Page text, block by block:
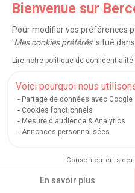
Bienvenue sur
Pour modifier vos préférences
'Mes cookies préférés' situé
Lire notre politique de confidentialité
Voici pourquoi nous
Partage de données avec Google
Cookies fonctionnels
Mesure d'audience & Analytics
Annonces personnalisées
Consentements
En savoir plus
Afficher
TRIER
Découvrez